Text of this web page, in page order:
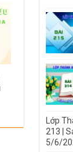
Lớp
213 |
5/6/